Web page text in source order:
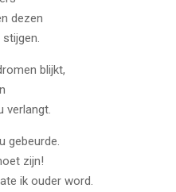
dezen
blijkt,
verlangt.
gebeurde.
zijn!
ik ouder word.